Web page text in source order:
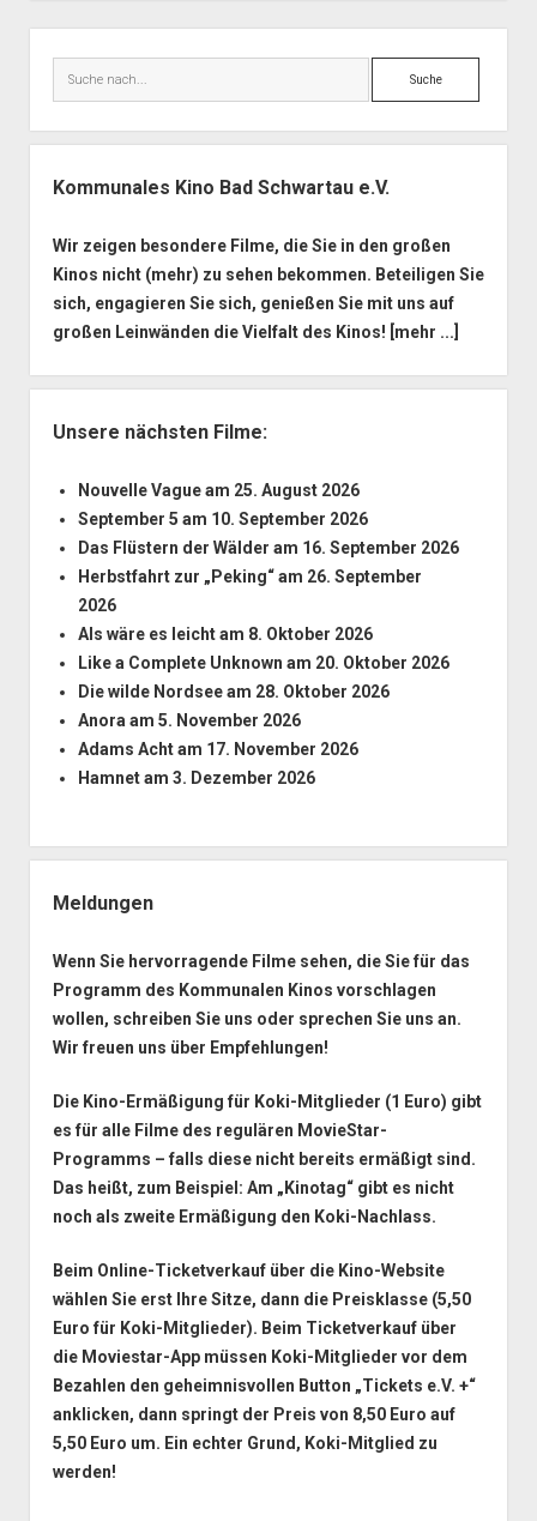
Suche
Kommunales Kino Bad Schwartau e.V.
Wir zeigen besondere Filme, die Sie in den großen
Kinos nicht (mehr) zu sehen bekommen. Beteiligen Sie
sich, engagieren Sie sich, genießen Sie mit uns auf
großen Leinwänden die Vielfalt des Kinos! [mehr ...]
Unsere nächsten Filme:
Nouvelle Vagueam 25. August 2026
September 5 am 10. September 2026
Das Flüstern der Wälder am 16. September 2026
Herbstfahrt zur „Peking“am 26. September
2026
Als wäre es leichtam 8. Oktober 2026
Like a Complete Unknown am 20. Oktober 2026
Die wilde Nordseeam 28. Oktober 2026
Anoraam 5. November 2026
Adams Achtam 17. November 2026
Hamnetam 3. Dezember 2026
Meldungen
Wenn Sie hervorragende Filme sehen, die Sie für das
Programm des Kommunalen Kinos vorschlagen
wollen, schreiben Sie uns oder sprechen Sie uns an.
Wir freuen uns über Empfehlungen!
Die Kino-Ermäßigung für Koki-Mitglieder (1 Euro) gibt
es für alle Filme des regulären MovieStar-
Programms – falls diese nicht bereits ermäßigt sind.
Das heißt, zum Beispiel: Am „Kinotag“ gibt es nicht
noch als zweite Ermäßigung den Koki-Nachlass.
Beim Online-Ticketverkauf über die Kino-Website
wählen Sie erst Ihre Sitze, dann die Preisklasse (5,50
Euro für Koki-Mitglieder). Beim Ticketverkauf über
die Moviestar-App müssen Koki-Mitglieder vor dem
Bezahlen den geheimnisvollen Button „Tickets e.V. +“
anklicken, dann springt der Preis von 8,50 Euro auf
5,50 Euro um. Ein echter Grund, Koki-Mitglied zu
werden!